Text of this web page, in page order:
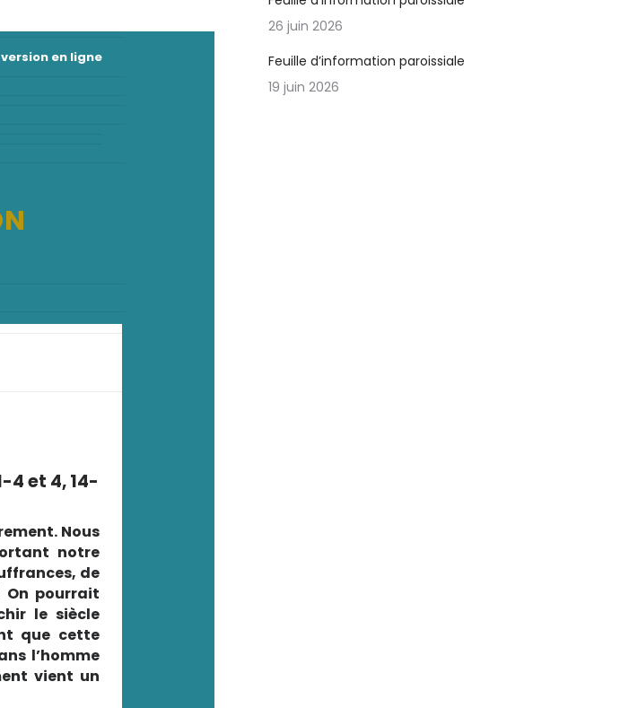
en ligne
4 et 4, 14-
Nous
notre
de
On pourrait
le siècle
que cette
l’homme
vient un
26 juin 2026
Feuille d’information paroissiale
19 juin 2026